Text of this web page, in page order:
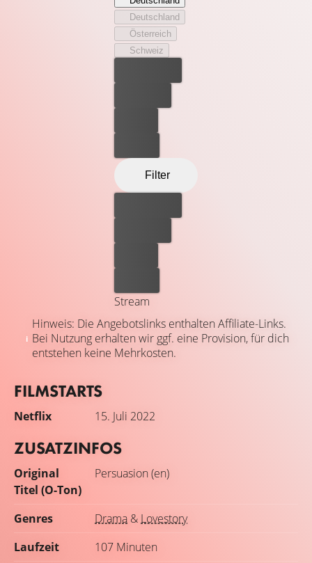
Deutschland
Österreich
Schweiz
Filter
Stream
Hinweis: Die Angebotslinks enthalten Affiliate-Links.
Bei Nutzung erhalten wir ggf. eine Provision, für dich
entstehen keine Mehrkosten.
FILMSTARTS
Netflix 15. Juli 2022
ZUSATZINFOS
Original
Titel (O-Ton)
Persuasion (en)
Genres Drama & Lovestory
Laufzeit
107 Minuten